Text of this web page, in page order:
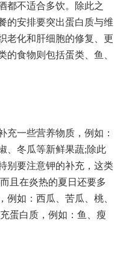
都不适合多饮。除此之
的安排要突出蛋白质与维
老化和肝细胞的修复、更
的食物则包括蛋类、鱼、
充一些营养物质，例如：
、冬瓜等新鲜果蔬;除此
别要注意钾的补充，这类
且在炎热的夏日还要多
例如：西瓜、苦瓜、桃、
蛋白质，例如：鱼、瘦